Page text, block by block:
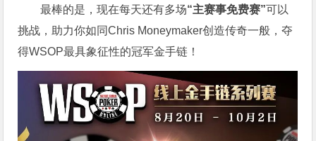
最棒的是，现在每天还有多场“主赛事免费赛”可以
挑战，助力你如同Chris Moneymaker创造传奇一般，夺
得WSOP最具象征性的冠军金手链！